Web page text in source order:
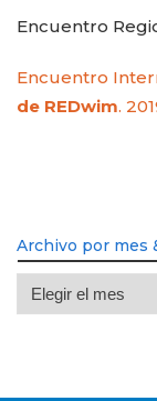
Encuentro
Encuentro
de REDwim.
Archivo por mes
Archivo
por